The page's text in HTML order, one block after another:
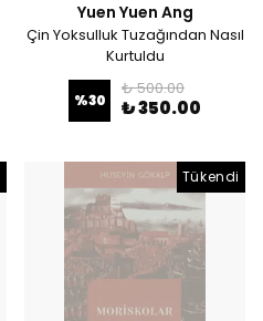
Yuen Yuen Ang
Çin Yoksulluk Tuzağından Nasıl
Kurtuldu
%30
₺ 500.00
₺ 350.00
Tükendi